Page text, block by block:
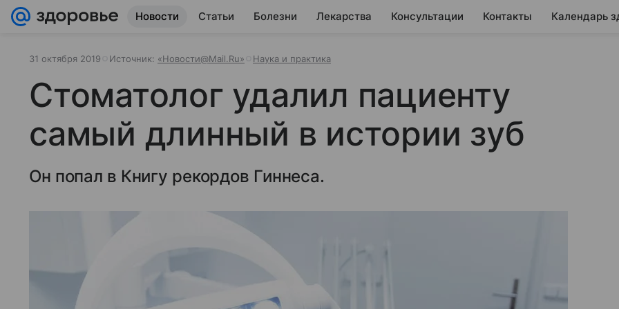
Новости Статьи Болезни Лекарства Консультации Контакты Календарь
31 октября 2019 Источник: «Новости@Mail.Ru» Наука и практика
Стоматолог удалил пациенту
самый длинный в истории зуб
Он попал в Книгу рекордов Гиннеса.